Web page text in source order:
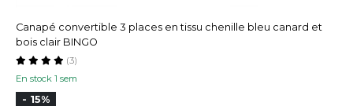
Canapé convertible 3 places en tissu chenille bleu canard et
bois clair BINGO
En stock 1 sem
(3)
- 15%